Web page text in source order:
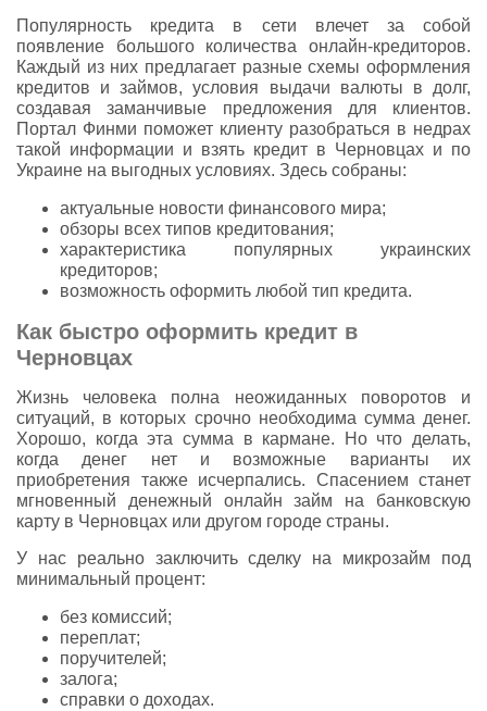
Популярность кредита в сети влечет за собой
появление большого количества онлайн-кредиторов.
Каждый из них предлагает разные схемы оформления
кредитов и займов, условия выдачи валюты в долг,
создавая заманчивые предложения для клиентов.
Портал Финми поможет клиенту разобраться в недрах
такой информации и взять кредит в Черновцах и по
Украине на выгодных условиях. Здесь собраны:
актуальные новости финансового мира;
обзоры всех типов кредитования;
характеристика популярных украинских
кредиторов;
возможность оформить любой тип кредита.
Как быстро оформить кредит в
Черновцах
Жизнь человека полна неожиданных поворотов и
ситуаций, в которых срочно необходима сумма денег.
Хорошо, когда эта сумма в кармане. Но что делать,
когда денег нет и возможные варианты их
приобретения также исчерпались. Спасением станет
мгновенный денежный онлайн займ на банковскую
карту в Черновцах или другом городе страны.
У нас реально заключить сделку на микрозайм под
минимальный процент:
без комиссий;
переплат;
поручителей;
залога;
справки о доходах.